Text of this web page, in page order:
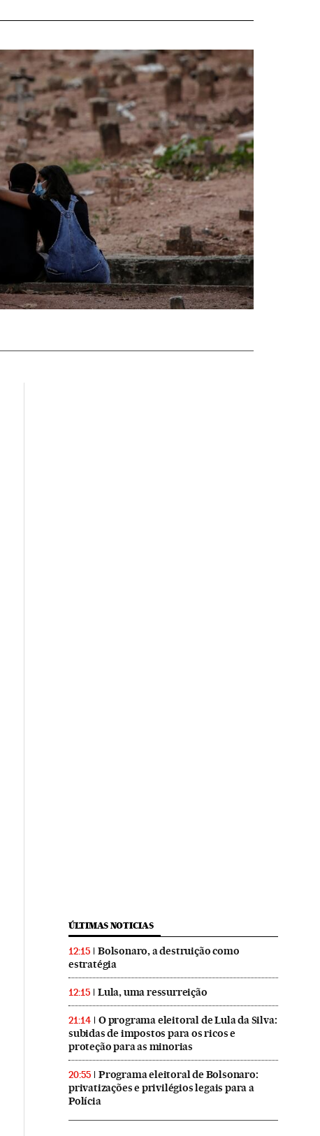
ÚLTIMAS NOTICIAS
12:15
Bolsonaro, a destruição como
estratégia
12:15 Lula, uma ressurreição
21:14
O programa eleitoral de Lula da Silva:
subidas de impostos para os ricos e
proteção para as minorias
20:55
Programa eleitoral de Bolsonaro:
privatizações e privilégios legais para a
Polícia